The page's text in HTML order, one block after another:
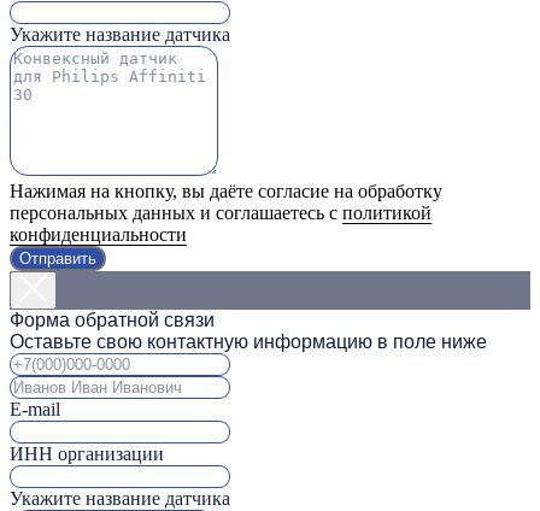
Укажите название датчика
Нажимая на кнопку, вы даёте согласие на обработку
персональных данных и соглашаетесь с политикой
конфиденциальности
Отправить
Форма обратной связи
Оставьте свою контактную информацию в поле ниже
E-mail
ИНН организации
Укажите название датчика